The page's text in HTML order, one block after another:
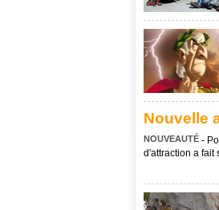
Nouvelle
NOUVEAUTÉ -
d'attraction a fait